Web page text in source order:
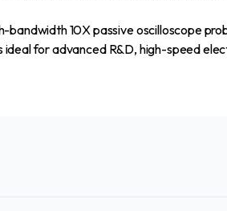
bandwidth 10X passive oscilloscope
ideal for advanced R&D, high-speed